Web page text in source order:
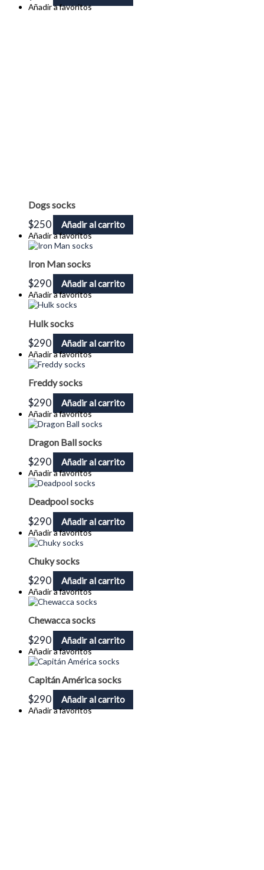
Añadir a favoritos
Dogs socks
$250 Añadir al carrito
Añadir a favoritos
Iron Man socks
$290 Añadir al carrito
Añadir a favoritos
Hulk socks
$290 Añadir al carrito
Añadir a favoritos
Freddy socks
$290 Añadir al carrito
Añadir a favoritos
Dragon Ball socks
$290 Añadir al carrito
Añadir a favoritos
Deadpool socks
$290 Añadir al carrito
Añadir a favoritos
Chuky socks
$290 Añadir al carrito
Añadir a favoritos
Chewacca socks
$290 Añadir al carrito
Añadir a favoritos
Capitán América socks
$290 Añadir al carrito
Añadir a favoritos